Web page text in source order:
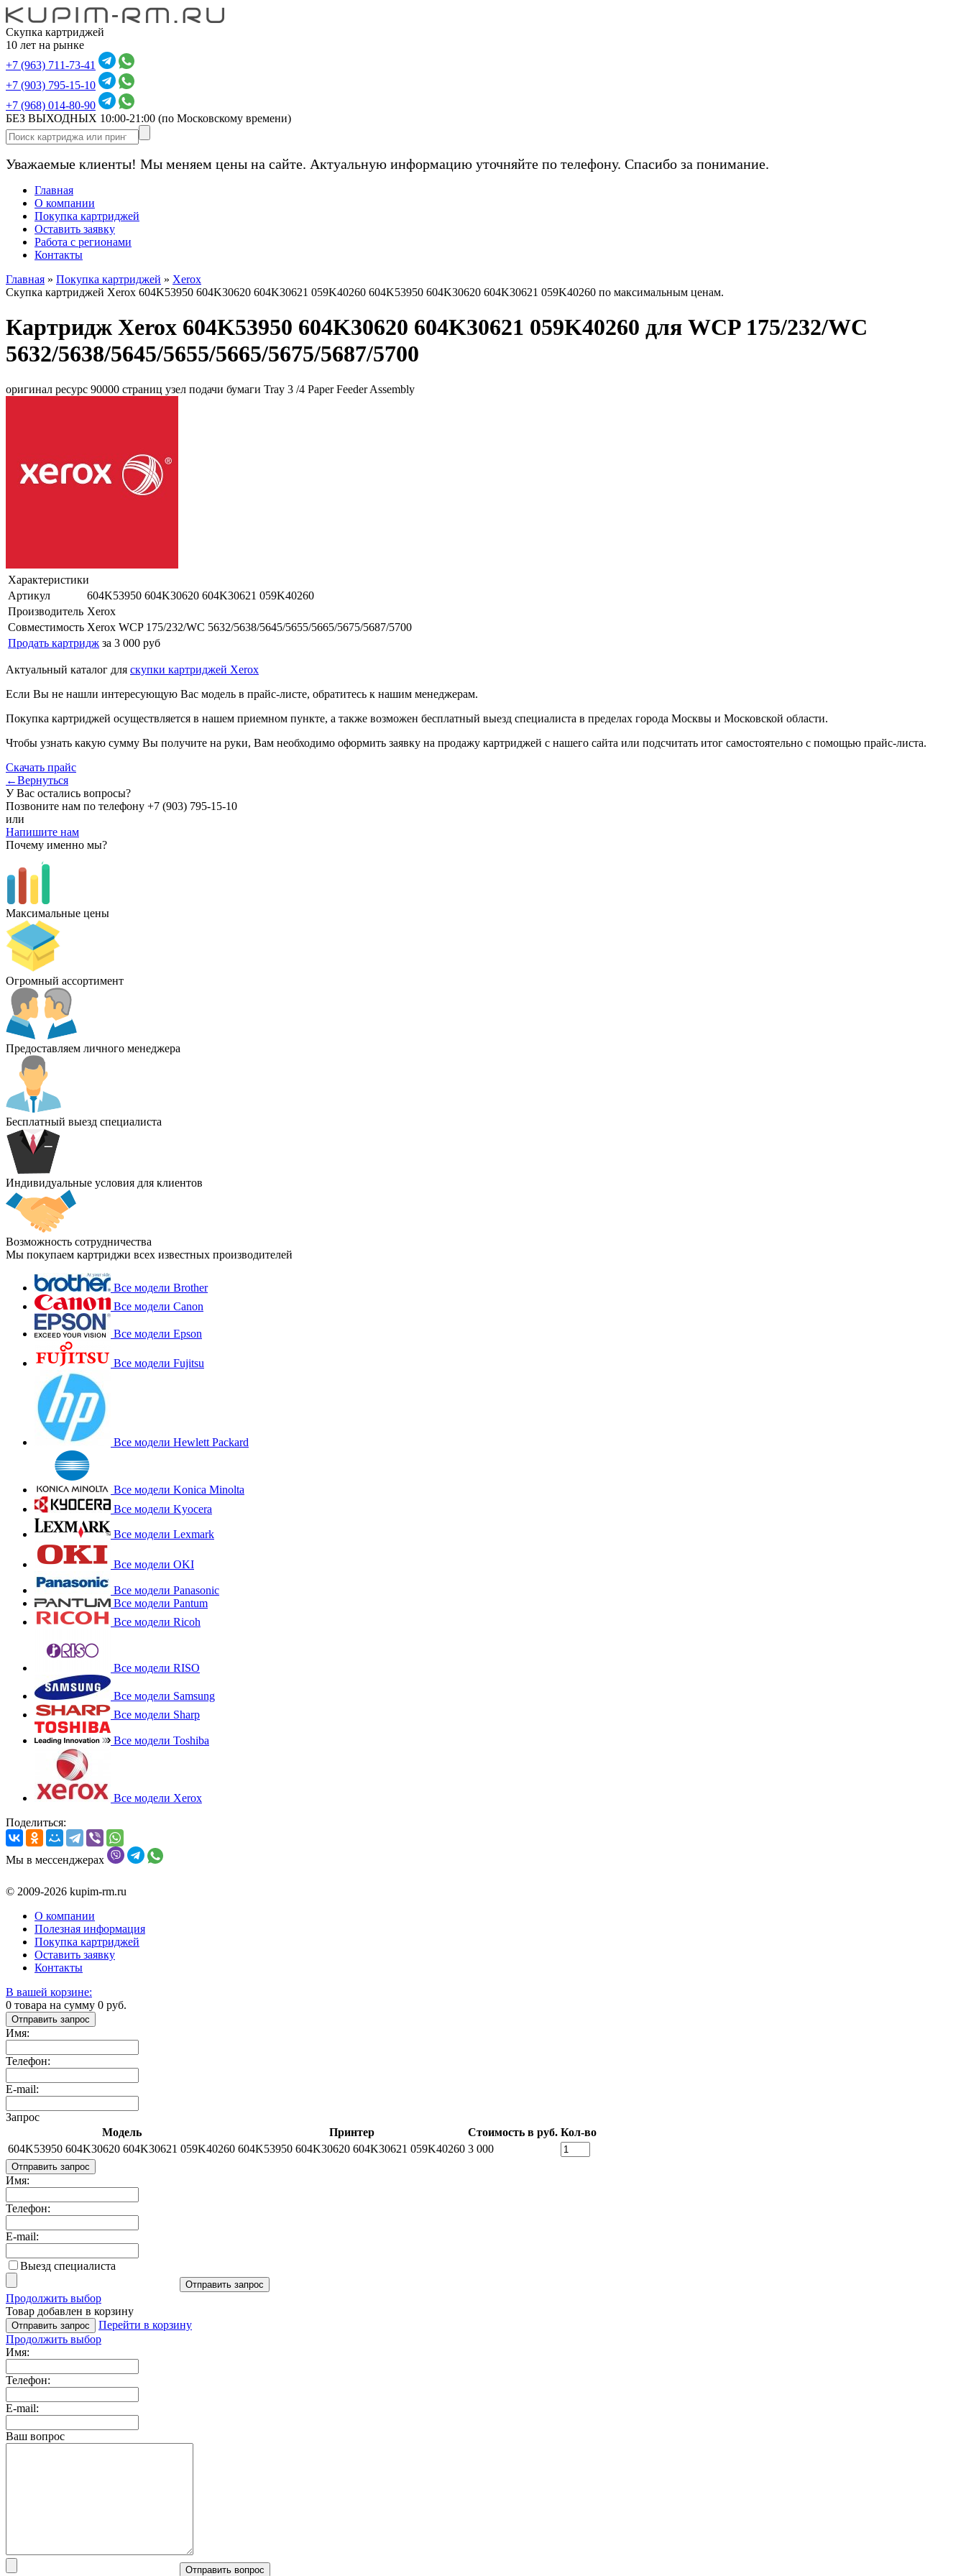
Скупка картриджей
10 лет на рынке
+7 (963) 711-73-41
+7 (903) 795-15-10
+7 (968) 014-80-90
БЕЗ ВЫХОДНЫХ 10:00-21:00 (по Московскому времени)
Уважаемые клиенты! Мы меняем цены на сайте. Актуальную информацию уточняйте по телефону. Спасибо за понимание.
Главная
О компании
Покупка картриджей
Оставить заявку
Работа с регионами
Контакты
Главная » Покупка картриджей » Xerox
Скупка картриджей Xerox 604K53950 604K30620 604K30621 059K40260 604K53950 604K30620 604K30621 059K40260 по максимальным ценам.
Картридж Xerox 604K53950 604K30620 604K30621 059K40260 для WCP 175/232/WC
5632/5638/5645/5655/5665/5675/5687/5700
оригинал ресурс 90000 страниц узел подачи бумаги Tray 3 /4 Paper Feeder Assembly
Характеристики
Артикул
604K53950 604K30620 604K30621 059K40260
Производитель Xerox
Совместимость Xerox WCP 175/232/WC 5632/5638/5645/5655/5665/5675/5687/5700
Продать картридж за 3 000 руб
Актуальный каталог для скупки картриджей Xerox
Если Вы не нашли интересующую Вас модель в прайс-листе, обратитесь к нашим менеджерам.
Покупка картриджей осуществляется в нашем приемном пункте, а также возможен бесплатный выезд специалиста в пределах города Москвы и Московской области.
Чтобы узнать какую сумму Вы получите на руки, Вам необходимо оформить заявку на продажу картриджей с нашего сайта или подсчитать итог самостоятельно с помощью прайс-листа.
Скачать прайс
←Вернуться
У Вас остались вопросы?
Позвоните нам по телефону +7 (903) 795-15-10
или
Напишите нам
Почему именно мы?
Максимальные цены
Огромный ассортимент
Предоставляем личного менеджера
Бесплатный выезд специалиста
Индивидуальные условия для клиентов
Возможность сотрудничества
Мы покупаем картриджи всех известных производителей
Все модели Brother
Все модели Canon
Все модели Epson
Все модели Fujitsu
Все модели Hewlett Packard
Все модели Konica Minolta
Все модели Kyocera
Все модели Lexmark
Все модели OKI
Все модели Panasonic
Все модели Pantum
Все модели Ricoh
Все модели RISO
Все модели Samsung
Все модели Sharp
Все модели Toshiba
Все модели Xerox
Поделиться:
Мы в мессенджерах
© 2009-2026 kupim-rm.ru
О компании
Полезная информация
Покупка картриджей
Оставить заявку
Контакты
В вашей корзине:
0 товара на сумму 0 руб.
Отправить запрос
Имя:
Телефон:
E-mail:
Запрос
Модель
Принтер Стоимость в руб. Кол-во
604K53950 604K30620 604K30621 059K40260 604K53950 604K30620 604K30621 059K40260 3 000
Отправить запрос
Имя:
Телефон:
E-mail:
Выезд специалиста
Отправить запрос
Продолжить выбор
Товар добавлен в корзину
Отправить запрос
Перейти в корзину
Продолжить выбор
Имя:
Телефон:
E-mail:
Ваш вопрос
Отправить вопрос